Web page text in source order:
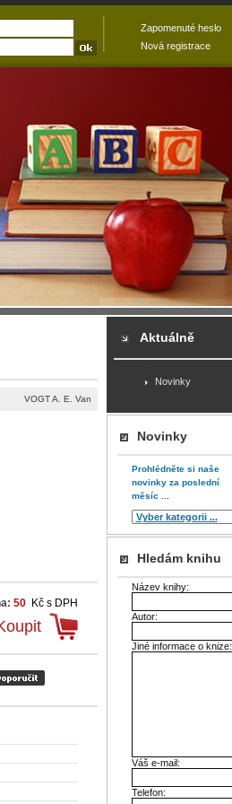
VOGT A. E. Van
50 Kč s DPH
Aktuálně
Novinky
Novinky
Prohlédněte si naše
novinky za poslední
měsíc ...
Hledám knihu
Název knihy:
Autor:
Jiné informace o knize:
Váš e-mail:
Telefon:
Zapomenuté heslo
Nová registrace